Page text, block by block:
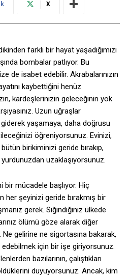
X
farklı bir hayat yaşadığımızı
bombalar patlıyor. Bu
de isabet edebilir. Akrabalarınızın
kaybettiğini henüz
kardeşlerinizin geleceğinin yok
Uzun uğraşlar
yaşamaya, daha doğrusu
öğreniyorsunuz. Evinizi,
birikiminizi geride bırakıp,
uzaklaşıyorsunuz.
bir mücadele başlıyor. Hiç
her şeyinizi geride bırakmış bir
gerek. Sığındığınız ülkede
ölümü göze alarak diğer
Ne gelirine ne sigortasına bakarak,
için bir işe giriyorsunuz.
bazılarının, çalıştıkları
duyuyorsunuz. Ancak, kim